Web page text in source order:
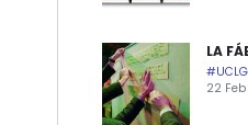
LA
22